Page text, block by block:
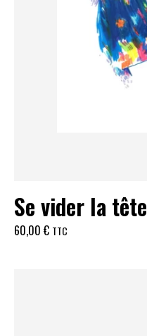
Se vider la tête
60,00 € TTC